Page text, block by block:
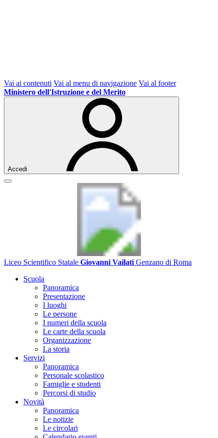
Vai ai contenuti Vai al menu di navigazione Vai al footer
Ministero dell'Istruzione e del Merito
Accedi
Liceo Scientifico Statale Giovanni Vailati Genzano di Roma
Scuola
Panoramica
Presentazione
I luoghi
Le persone
I numeri della scuola
Le carte della scuola
Organizzazione
La storia
Servizi
Panoramica
Personale scolastico
Famiglie e studenti
Percorsi di studio
Novità
Panoramica
Le notizie
Le circolari